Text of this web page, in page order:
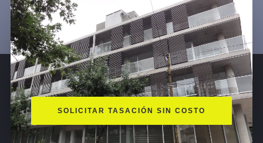
SOLICITAR TASACIÓN SIN COSTO